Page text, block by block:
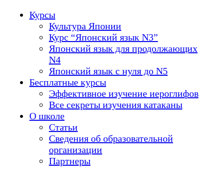
Курсы
Культура Японии
Курс “Японский язык N3”
Японский язык для продолжающих
N4
Японский язык с нуля до N5
Бесплатные курсы
Эффективное изучение иероглифов
Все секреты изучения катаканы
О школе
Статьи
Сведения об образовательной
организации
Партнеры